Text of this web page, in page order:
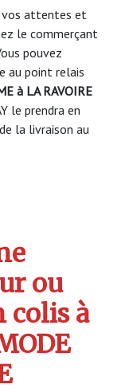
vos attentes et
le commerçant
pouvez
au point relais
à LA RAVOIRE
le prendra en
la livraison au
ou
colis à